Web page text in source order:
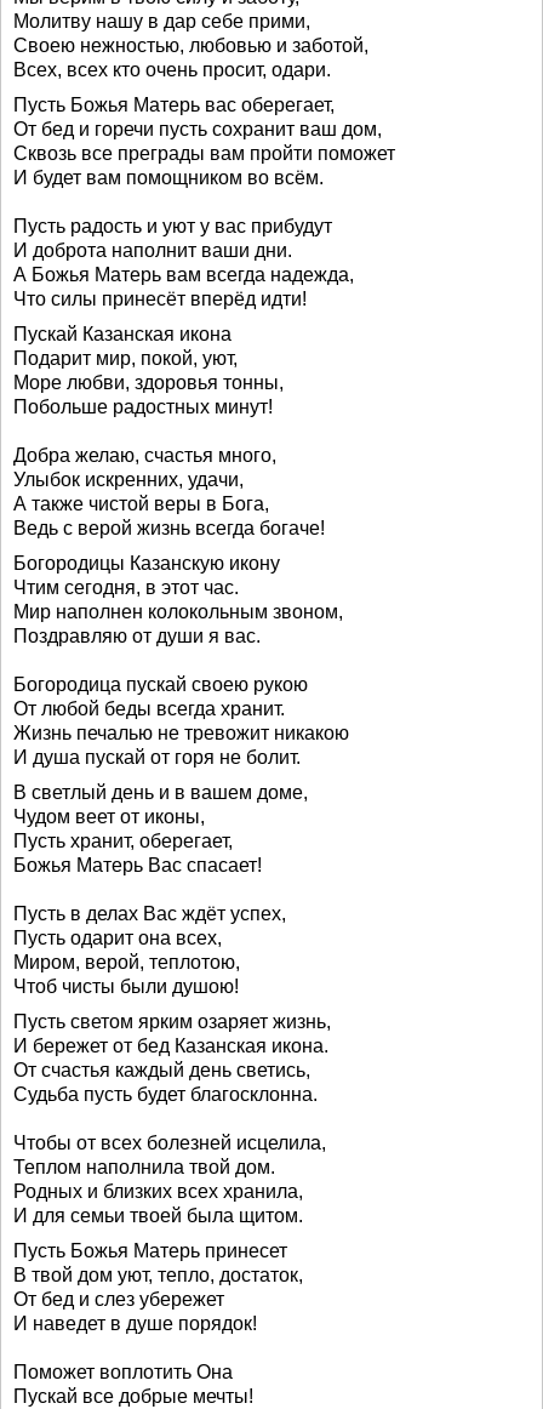
Молитву нашу в дар себе прими,
Своею нежностью, любовью и заботой,
Всех, всех кто очень просит, одари.
Пусть Божья Матерь вас оберегает,
От бед и горечи пусть сохранит ваш дом,
Сквозь все преграды вам пройти поможет
И будет вам помощником во всём.
Пусть радость и уют у вас прибудут
И доброта наполнит ваши дни.
А Божья Матерь вам всегда надежда,
Что силы принесёт вперёд идти!
Пускай Казанская икона
Подарит мир, покой, уют,
Море любви, здоровья тонны,
Побольше радостных минут!
Добра желаю, счастья много,
Улыбок искренних, удачи,
А также чистой веры в Бога,
Ведь с верой жизнь всегда богаче!
Богородицы Казанскую икону
Чтим сегодня, в этот час.
Мир наполнен колокольным звоном,
Поздравляю от души я вас.
Богородица пускай своею рукою
От любой беды всегда хранит.
Жизнь печалью не тревожит никакою
И душа пускай от горя не болит.
В светлый день и в вашем доме,
Чудом веет от иконы,
Пусть хранит, оберегает,
Божья Матерь Вас спасает!
Пусть в делах Вас ждёт успех,
Пусть одарит она всех,
Миром, верой, теплотою,
Чтоб чисты были душою!
Пусть светом ярким озаряет жизнь,
И бережет от бед Казанская икона.
От счастья каждый день светись,
Судьба пусть будет благосклонна.
Чтобы от всех болезней исцелила,
Теплом наполнила твой дом.
Родных и близких всех хранила,
И для семьи твоей была щитом.
Пусть Божья Матерь принесет
В твой дом уют, тепло, достаток,
От бед и слез убережет
И наведет в душе порядок!
Поможет воплотить Она
Пускай все добрые мечты!